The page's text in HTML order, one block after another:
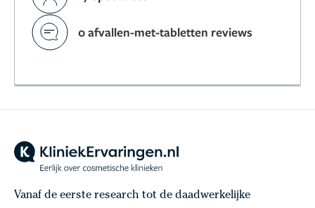
0 afvallen-met-tabletten reviews
Vanaf de eerste research tot de daadwerkelijke